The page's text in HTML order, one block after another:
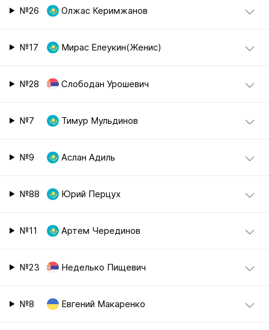
№26 Олжас Керимжанов
№17 Мирас Елеукин(Женис)
№28 Слободан Урошевич
№7 Тимур Мульдинов
№9 Аслан Адиль
№88 Юрий Перцух
№11 Артем Черединов
№23 Неделько Пищевич
№8 Евгений Макаренко